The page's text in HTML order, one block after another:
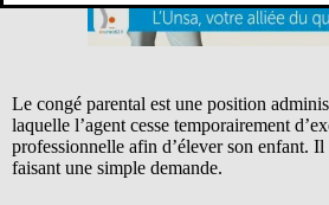
Le congé parental est une position
laquelle l’agent cesse temporairement
professionnelle afin d’élever son enfant. Il
faisant une simple demande.